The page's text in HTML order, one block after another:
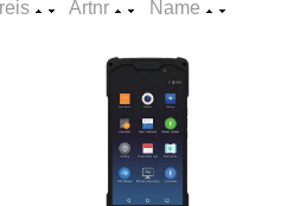
Artnr Name